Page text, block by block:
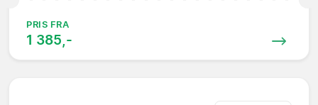
PRIS FRA
1 385,-